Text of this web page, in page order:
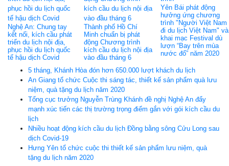
Nghệ An: Chung tay
kết nối, kích cầu phát
triển du lịch nội địa,
phục hồi du lịch quốc
tế hậu dịch Covid
Thành phố Hồ Chí
Minh chuẩn bị phát
động Chương trình
kích cầu du lịch nội địa
vào đầu tháng 6
Yên Bái phát động
hưởng ứng chương
trình "Người Việt Nam
đi du lịch Việt Nam" và
khai mạc Festival dù
lượn “Bay trên mùa
nước đổ” năm 2020
5 tháng, Khánh Hòa đón hơn 650.000 lượt khách du lịch
An Giang tổ chức Cuộc thi sáng tác, thiết kế sản phẩm quà lưu
niệm, quà tặng du lịch năm 2020
Tổng cục trưởng Nguyễn Trùng Khánh đề nghị Nghệ An đẩy
mạnh xúc tiến các thị trường trọng điểm gắn với gói kích cầu du
lịch
Nhiều hoạt động kích cầu du lịch Đồng bằng sông Cửu Long sau
dịch Covid-19
Hưng Yên tổ chức cuộc thi thiết kế sản phẩm lưu niệm, quà
tặng du lịch năm 2020